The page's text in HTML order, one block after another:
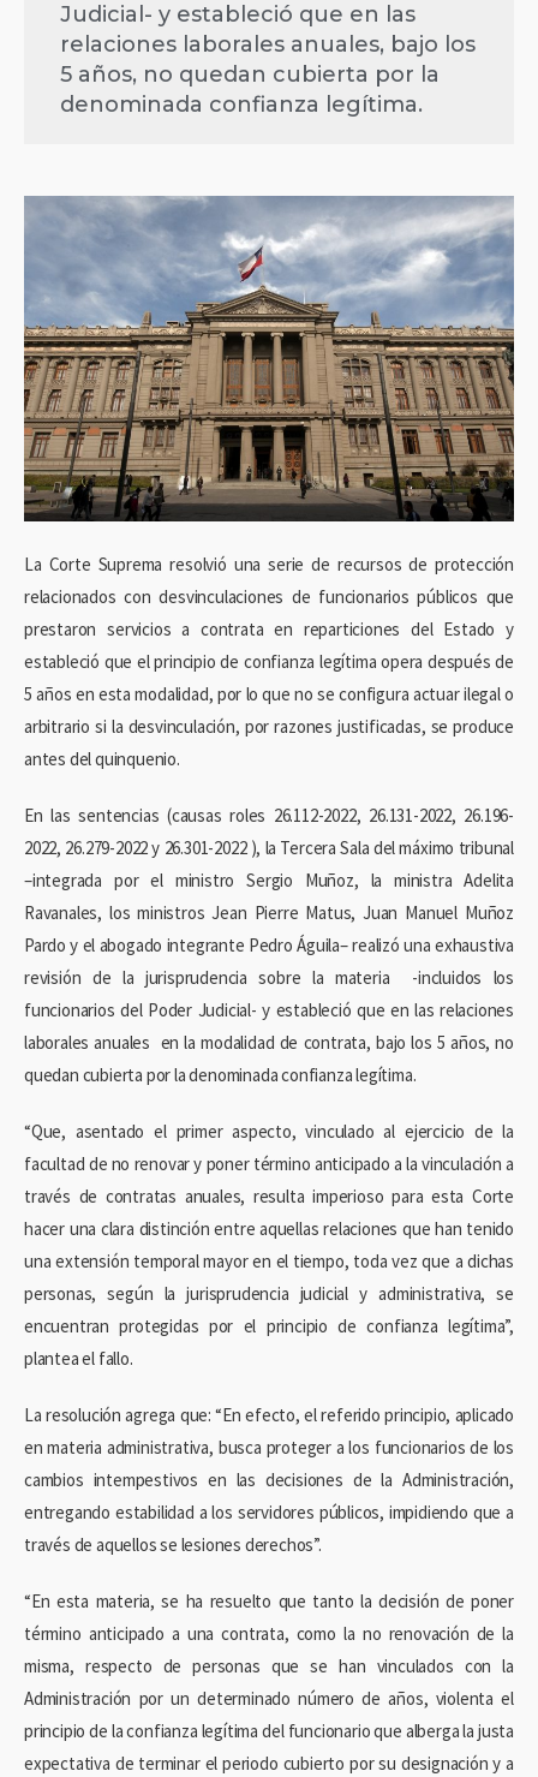
Judicial- y estableció que en las
relaciones laborales anuales, bajo los
5 años, no quedan cubierta por la
denominada confianza legítima.
La Corte Suprema resolvió una serie de recursos de protección
relacionados con desvinculaciones de funcionarios públicos que
prestaron servicios a contrata en reparticiones del Estado y
estableció que el principio de confianza legítima opera después de
5 años en esta modalidad, por lo que no se configura actuar ilegal o
arbitrario si la desvinculación, por razones justificadas, se produce
antes del quinquenio.
En las sentencias (causas roles 26.112-2022, 26.131-2022, 26.196-
2022, 26.279-2022 y 26.301-2022 ), la Tercera Sala del máximo tribunal
–integrada por el ministro Sergio Muñoz, la ministra Adelita
Ravanales, los ministros Jean Pierre Matus, Juan Manuel Muñoz
Pardo y el abogado integrante Pedro Águila– realizó una exhaustiva
revisión de la jurisprudencia sobre la materia -incluidos los
funcionarios del Poder Judicial- y estableció que en las relaciones
laborales anuales en la modalidad de contrata, bajo los 5 años, no
quedan cubierta por la denominada confianza legítima.
“Que, asentado el primer aspecto, vinculado al ejercicio de la
facultad de no renovar y poner término anticipado a la vinculación a
través de contratas anuales, resulta imperioso para esta Corte
hacer una clara distinción entre aquellas relaciones que han tenido
una extensión temporal mayor en el tiempo, toda vez que a dichas
personas, según la jurisprudencia judicial y administrativa, se
encuentran protegidas por el principio de confianza legítima”,
plantea el fallo.
La resolución agrega que: “En efecto, el referido principio, aplicado
en materia administrativa, busca proteger a los funcionarios de los
cambios intempestivos en las decisiones de la Administración,
entregando estabilidad a los servidores públicos, impidiendo que a
través de aquellos se lesiones derechos”.
“En esta materia, se ha resuelto que tanto la decisión de poner
término anticipado a una contrata, como la no renovación de la
misma, respecto de personas que se han vinculados con la
Administración por un determinado número de años, violenta el
principio de la confianza legítima del funcionario que alberga la justa
expectativa de terminar el periodo cubierto por su designación y a